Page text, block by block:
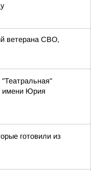
ветерана СВО,
имени Юрия
готовили из